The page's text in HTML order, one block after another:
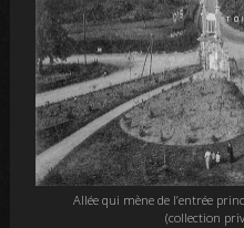
Allée qui mène de l’entrée
(collection